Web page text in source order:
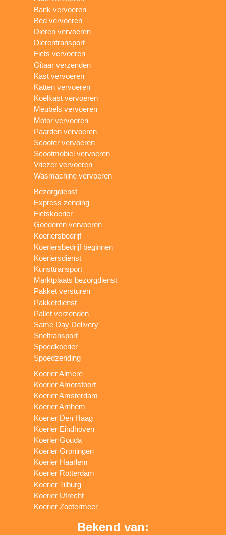
Bank vervoeren
Bed vervoeren
Dieren vervoeren
Dierentransport
Fiets vervoeren
Gitaar verzenden
Kast vervoeren
Katten vervoeren
Koelkast vervoeren
Meubels vervoeren
Motor vervoeren
Paarden vervoeren
Scooter vervoeren
Scootmobiel vervoeren
Vriezer vervoeren
Wasmachine vervoeren
Bezorgdienst
Express zending
Fietskoerier
Goederen vervoeren
Koeriersbedrijf
Koeriersbedrijf beginnen
Koeriersdienst
Kunsttransport
Marktplaats bezorgdienst
Pakket versturen
Pakketdienst
Pallet verzenden
Same Day Delivery
Sneltransport
Spoedkoerier
Spoedzending
Koerier Almere
Koerier Amersfoort
Koerier Amsterdam
Koerier Arnhem
Koerier Den Haag
Koerier Eindhoven
Koerier Gouda
Koerier Groningen
Koerier Haarlem
Koerier Rotterdam
Koerier Tilburg
Koerier Utrecht
Koerier Zoetermeer
Bekend van: